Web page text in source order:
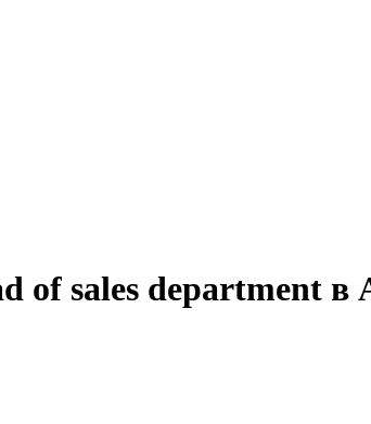
of sales department в